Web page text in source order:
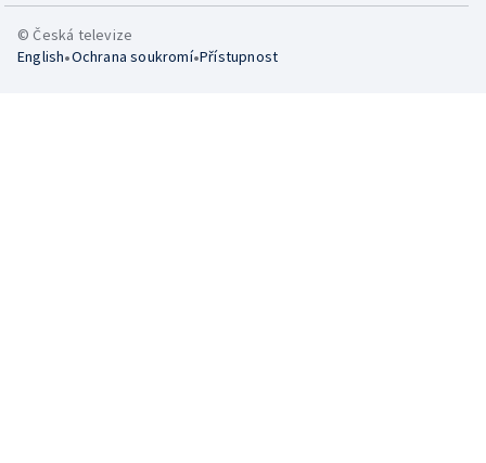
© Česká televize
English•Ochrana soukromí•Přístupnost